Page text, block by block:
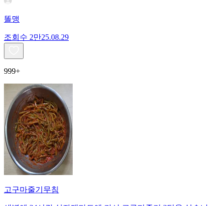
똘맹
조회수 2만25.08.29
999+
고구마줄기무침